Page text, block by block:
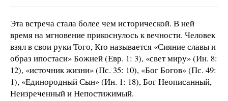
Эта встреча стала более чем исторической. В ней
время на мгновение прикоснулось к вечности. Человек
взял в свои руки Того, Кто называется «Сияние славы и
образ ипостаси» Божией (Евр. 1: 3), «свет миру» (Ин. 8:
12), «источник жизни» (Пс. 35: 10), «Бог Богов» (Пс. 49:
1), «Единородный Сын» (Ин. 1: 18), Бог Неописанный,
Неизреченный и Непостижимый.